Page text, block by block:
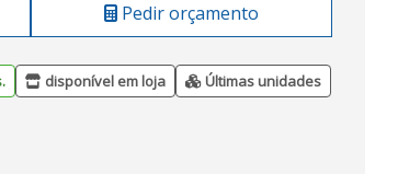
Pedir orçamento
disponível em loja
Últimas unidades